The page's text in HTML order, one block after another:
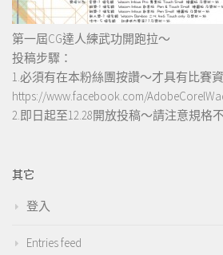
第一屆CG達人練武功開跑拉～
投稿步驟：
1.必須有在本粉絲團按讚～才具有比賽
https://www.facebook.com/
2.即日起至12.28開放投稿～請注意規格
其它
登入
Entries feed